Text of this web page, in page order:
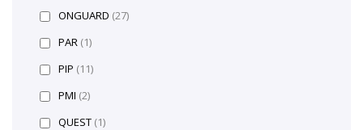
ONGUARD (27)
PAR (1)
PIP (11)
PMI (2)
QUEST (1)